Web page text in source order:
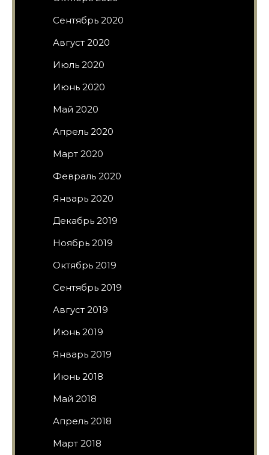
Сентябрь 2020
Август 2020
Июль 2020
Июнь 2020
Май 2020
Апрель 2020
Март 2020
Февраль 2020
Январь 2020
Декабрь 2019
Ноябрь 2019
Октябрь 2019
Сентябрь 2019
Август 2019
Июнь 2019
Январь 2019
Июнь 2018
Май 2018
Апрель 2018
Март 2018